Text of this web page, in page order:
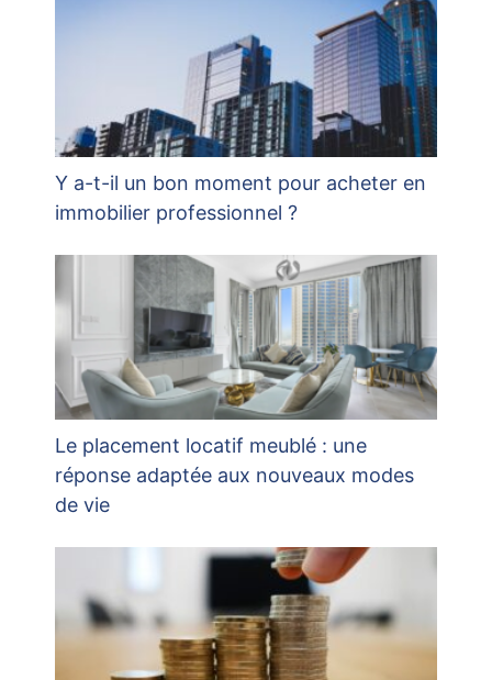
Y a-t-il un bon moment pour acheter en
immobilier professionnel ?
Le placement locatif meublé : une
réponse adaptée aux nouveaux modes
de vie